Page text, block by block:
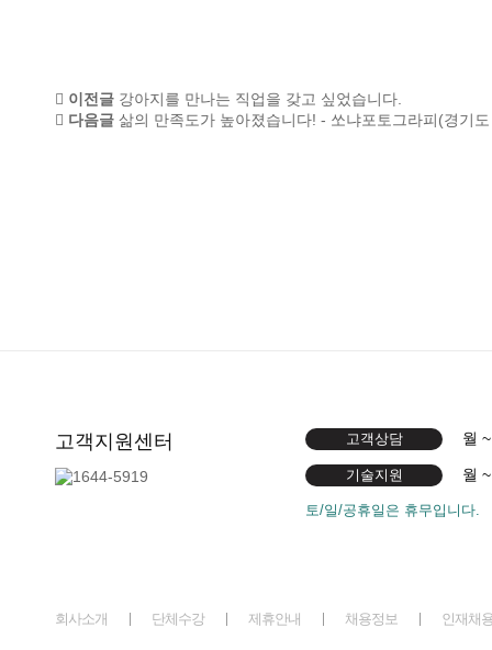
이전글 강아지를 만나는 직업을 갖고 싶었습니다.
다음글 삶의 만족도가 높아졌습니다! - 쏘냐포토그라피(경기
고객지원센터 고객상담 월
기술지원 월
토/일/공휴일은 휴무입니다.
회사소개 단체수강 제휴안내 채용정보 인재채